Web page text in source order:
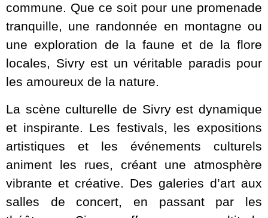
commune. Que ce soit pour une promenade
tranquille, une randonnée en montagne ou
une exploration de la faune et de la flore
locales, Sivry est un véritable paradis pour
les amoureux de la nature.
La scène culturelle de Sivry est dynamique
et inspirante. Les festivals, les expositions
artistiques et les événements culturels
animent les rues, créant une atmosphère
vibrante et créative. Des galeries d’art aux
salles de concert, en passant par les